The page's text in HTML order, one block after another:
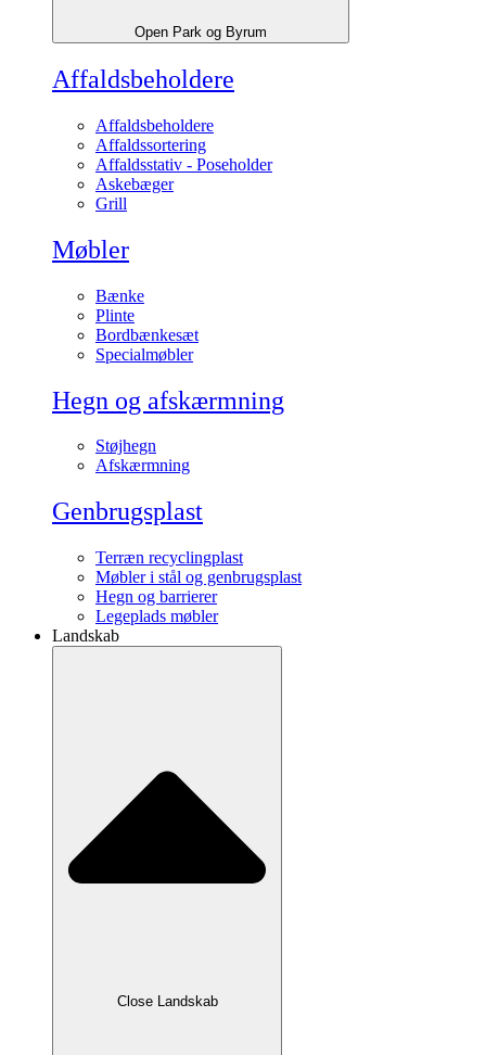
Open Park og Byrum
Affaldsbeholdere
Affaldsbeholdere
Affaldssortering
Affaldsstativ - Poseholder
Askebæger
Grill
Møbler
Bænke
Plinte
Bordbænkesæt
Specialmøbler
Hegn og afskærmning
Støjhegn
Afskærmning
Genbrugsplast
Terræn recyclingplast
Møbler i stål og genbrugsplast
Hegn og barrierer
Legeplads møbler
Landskab
Close Landskab